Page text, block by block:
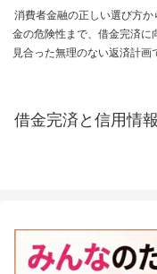
消費者金融の正しい選び方
金の危険性まで、借金完済に
見合った無理のない返済計
借金完済と信用情